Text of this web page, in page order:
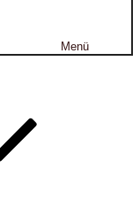
Menü